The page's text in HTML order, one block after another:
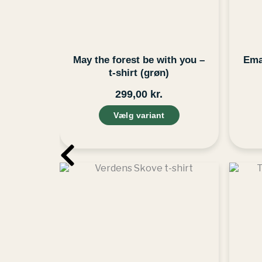
May the forest be with you –
t-shirt (grøn)
299,00 kr.
Vælg variant
Dette